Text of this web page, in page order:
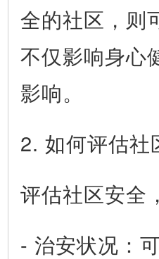
全的社区，则
不仅影响身心
影响。
2. 如何评估社
评估社区安全
- 治安状况：